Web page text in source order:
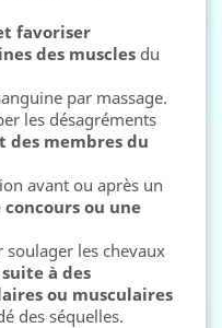
favoriser
des muscles du
par massage.
les désagréments
des membres du
avant ou après un
ou une
soulager les chevaux
à des
ou musculaires
des séquelles.